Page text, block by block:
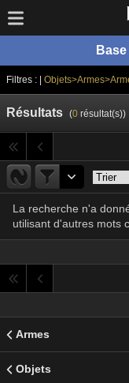
Filtres : |
Résultats (0résultat(s))
La recherche n'a
utilisant d'autres mots
Armes
Objets